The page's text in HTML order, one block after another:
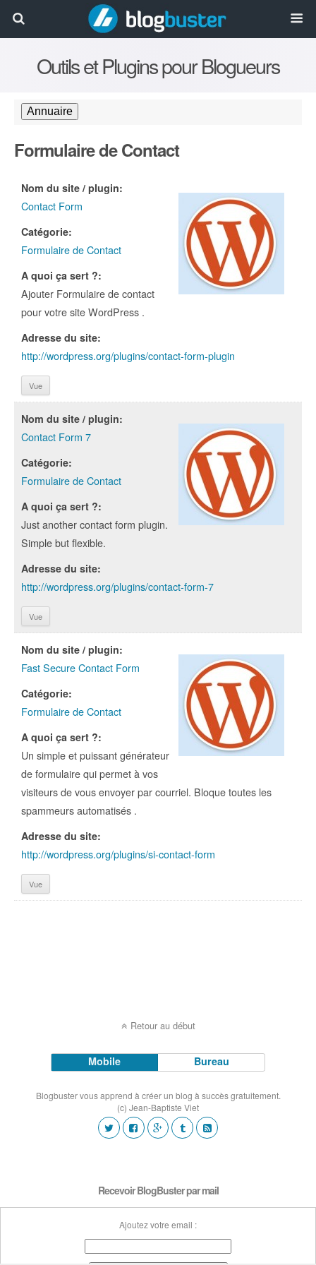
Outils et Plugins pour Blogueurs
Formulaire de Contact
Nom du site / plugin:
Contact Form
Catégorie:
Formulaire de Contact
A quoi ça sert ?:
Ajouter Formulaire de contact
pour votre site WordPress .
Adresse du site:
http://wordpress.org/plugins/contact-form-plugin
Vue
Nom du site / plugin:
Contact Form 7
Catégorie:
Formulaire de Contact
A quoi ça sert ?:
Just another contact form plugin.
Simple but flexible.
Adresse du site:
http://wordpress.org/plugins/contact-form-7
Vue
Nom du site / plugin:
Fast Secure Contact Form
Catégorie:
Formulaire de Contact
A quoi ça sert ?:
Un simple et puissant générateur
de formulaire qui permet à vos
visiteurs de vous envoyer par courriel. Bloque toutes les
spammeurs automatisés .
Adresse du site:
http://wordpress.org/plugins/si-contact-form
Vue
Retour au début
Mobile Bureau
Blogbuster vous apprend à créer un blog à succès gratuitement.
(c) Jean-Baptiste Viet
Recevoir BlogBuster par mail
Ajoutez votre email :